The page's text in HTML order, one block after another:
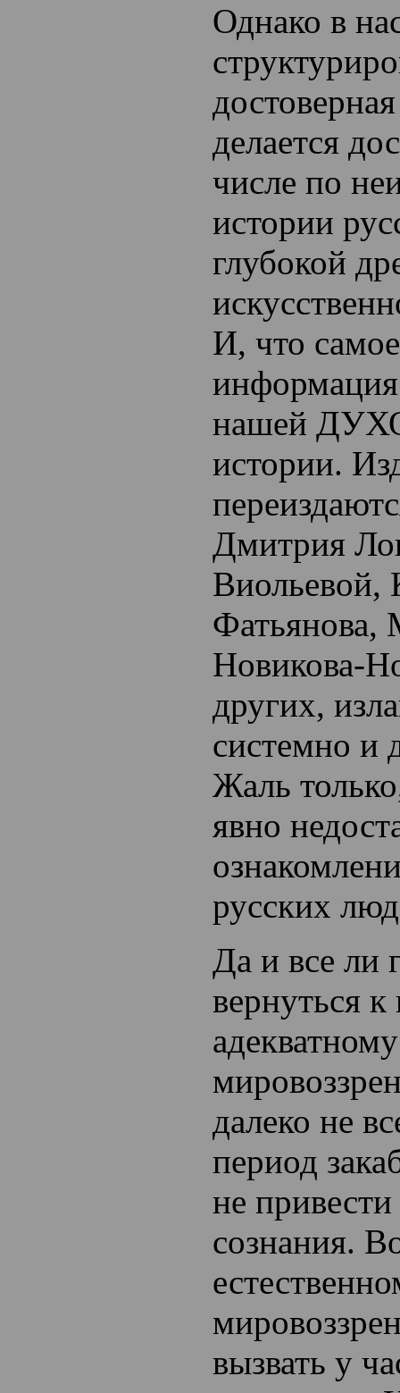
Однако в
делается
числе по
истории
глубокой
И, что
нашей
истории.
Дмитрия
Виольевой,
Фатьянова,
Новикова-
других,
системно и
Жаль
явно
русских
Да и все ли
вернуться
адекватному
далеко не
период
не
сознания.
вызвать у